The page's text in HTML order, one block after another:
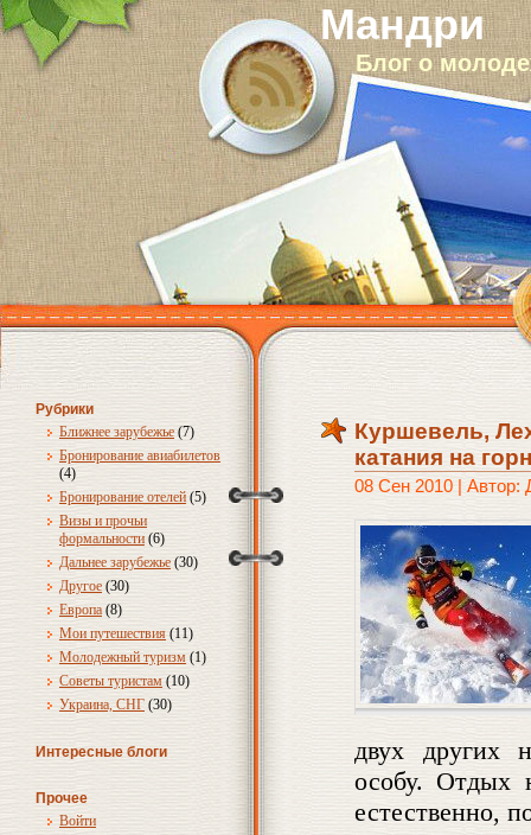
Мандри
Блог о
Рубрики
Ближнее зарубежье (7)
Бронирование авиабилетов
(4)
Бронирование отелей (5)
Визы и прочьи
формальности (6)
Дальнее зарубежье (30)
Другое (30)
Европа (8)
Мои путешествия (11)
Молодежный туризм (1)
Советы туристам (10)
Украина, СНГ (30)
Интересные блоги
Прочее
Войти
Куршевель,
катания на
08 Сен 2010 | Автор:
двух других
особу. Отдых
естественно,